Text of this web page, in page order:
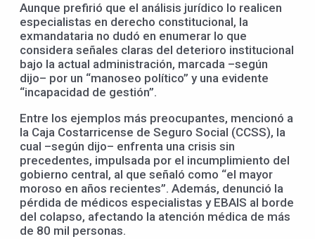
Aunque prefirió que el análisis jurídico lo realicen
especialistas en derecho constitucional, la
exmandataria no dudó en enumerar lo que
considera señales claras del deterioro institucional
bajo la actual administración, marcada –según
dijo– por un “manoseo político” y una evidente
“incapacidad de gestión”.
Entre los ejemplos más preocupantes, mencionó a
la Caja Costarricense de Seguro Social (CCSS), la
cual –según dijo– enfrenta una crisis sin
precedentes, impulsada por el incumplimiento del
gobierno central, al que señaló como “el mayor
moroso en años recientes”. Además, denunció la
pérdida de médicos especialistas y EBAIS al borde
del colapso, afectando la atención médica de más
de 80 mil personas.